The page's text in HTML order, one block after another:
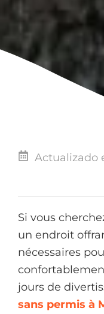
Actualizado
Si vous
un endroit
nécessaires
jours de
sans permis à